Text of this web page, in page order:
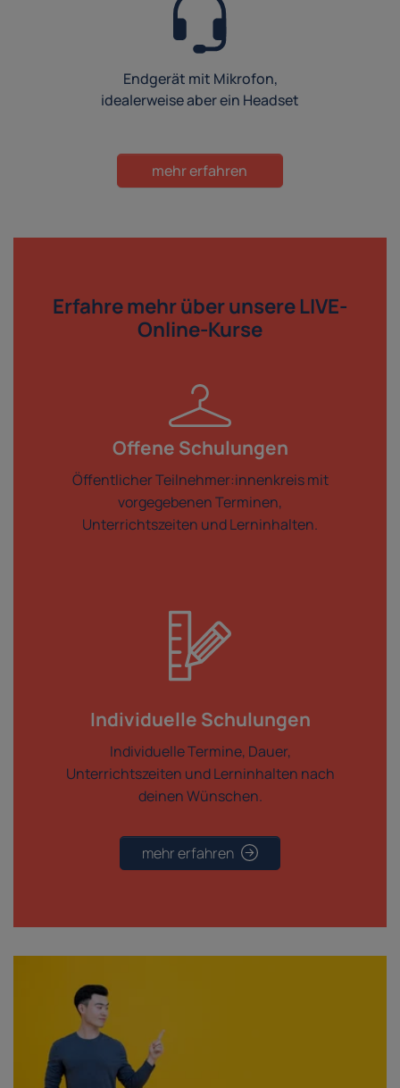
Endgerät mit Mikrofon,
idealerweise aber ein Headset
mehr erfahren
Erfahre mehr überunsere LIVE-
Online-Kurse
Offene Schulungen
Öffentlicher Teilnehmer:innenkreis mit
vorgegebenen Terminen,
Unterrichtszeiten und Lerninhalten.
Individuelle Schulungen
Individuelle Termine, Dauer,
Unterrichtszeiten und Lerninhalten nach
deinen Wünschen.
mehr erfahren